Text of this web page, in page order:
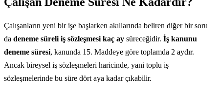
Çalışanların yeni bir işe başlarken akıllarında beliren diğer bir soru
da deneme süreli iş sözleşmesi kaç ay süreceğidir. İş kanunu
deneme süresi, kanunda 15. Maddeye göre toplamda 2 aydır.
Ancak bireysel iş sözleşmeleri haricinde, yani toplu iş
sözleşmelerinde bu süre dört aya kadar çıkabilir.